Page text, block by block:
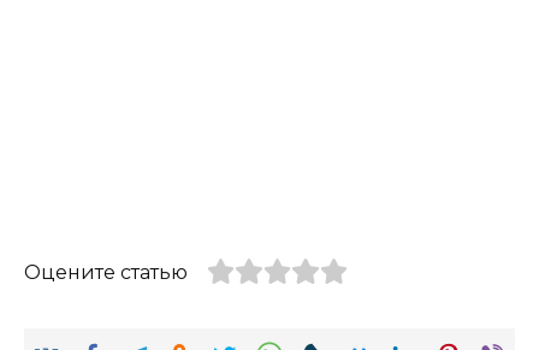
Оцените статью